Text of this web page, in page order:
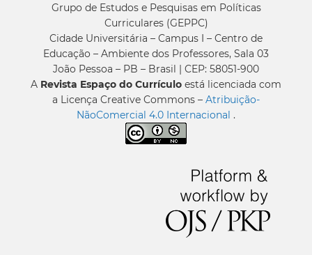
Grupo de Estudos e Pesquisas em Políticas
Curriculares (GEPPC)
Cidade Universitária – Campus I – Centro de
Educação – Ambiente dos Professores, Sala 03
João Pessoa – PB – Brasil | CEP: 58051-900
A Revista Espaço do Currículo está licenciada com
a Licença Creative Commons – Atribuição-
NãoComercial 4.0 Internacional .